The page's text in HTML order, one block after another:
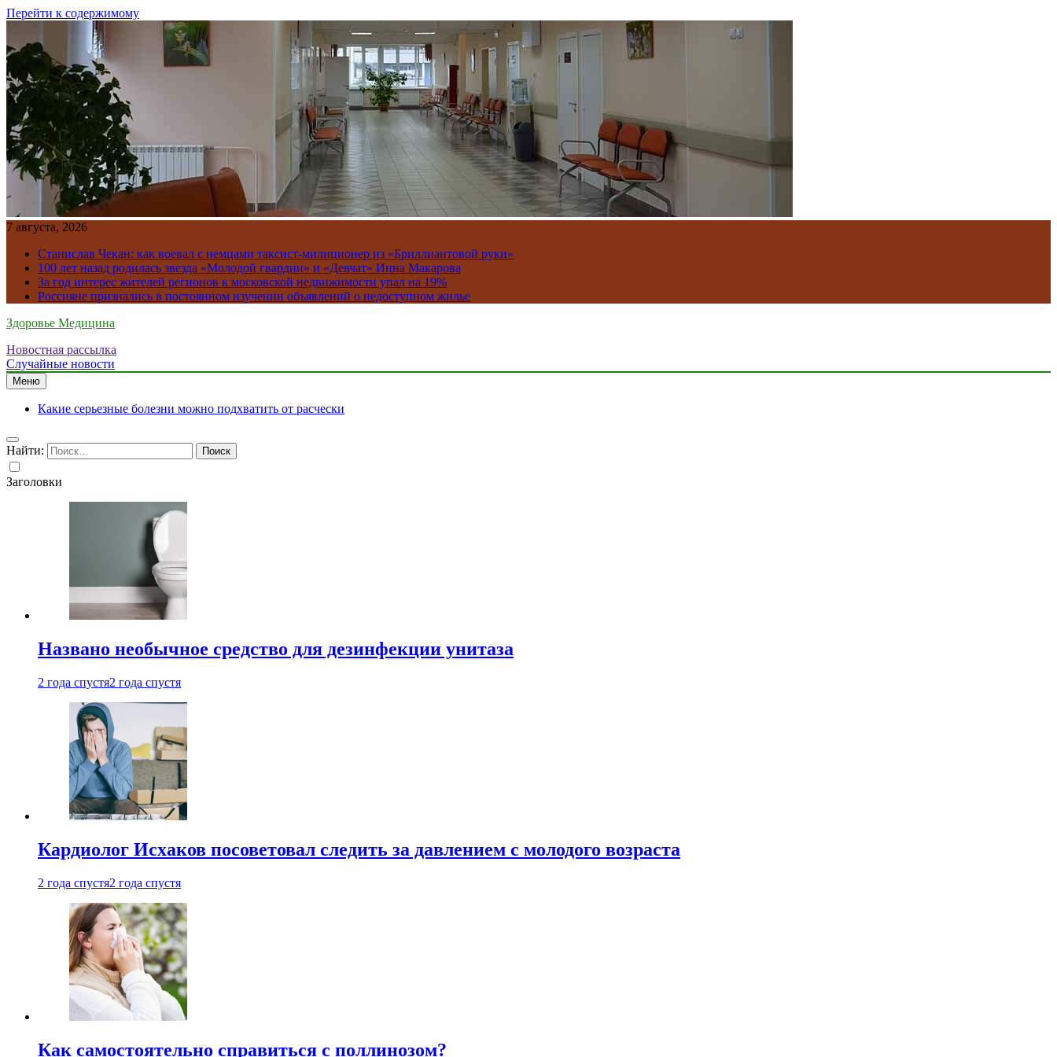
Перейти к содержимому
7 августа, 2026
Станислав Чекан: как воевал с немцами таксист-милиционер из «Бриллиантовой руки»
100 лет назад родилась звезда «Молодой гвардии» и «Девчат» Инна Макарова
За год интерес жителей регионов к московской недвижимости упал на 19%
Россияне признались в постоянном изучении объявлений о недоступном жилье
Здоровье Медицина
Новостная рассылка
Случайные новости
Меню
Какие серьезные болезни можно подхватить от расчески
Найти:
Заголовки
Названо необычное средство для дезинфекции унитаза
2 года спустя2 года спустя
Кардиолог Исхаков посоветовал следить за давлением с молодого возраста
2 года спустя2 года спустя
Как самостоятельно справиться с поллинозом?